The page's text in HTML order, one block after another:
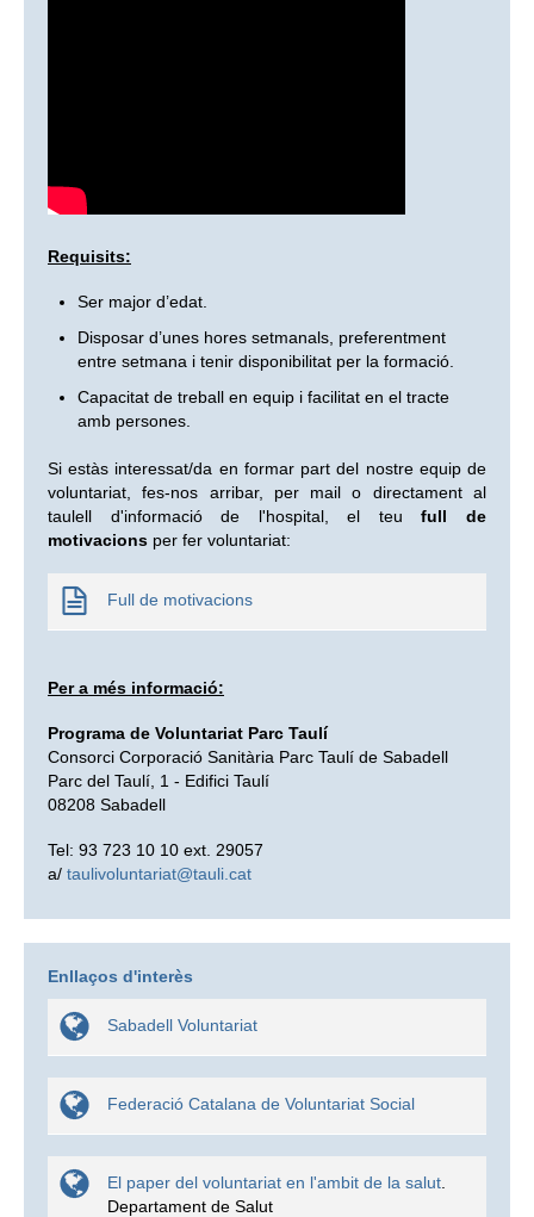
Requisits:
Ser major d’edat.
Disposar d’unes hores setmanals, preferentment
entre setmana i tenir disponibilitat per la formació.
Capacitat de treball en equip i facilitat en el tracte
amb persones.
Si estàs interessat/da en formar part del nostre equip de
voluntariat, fes-nos arribar, per mail o directament al
taulell d'informació de l'hospital, el teufull de
motivacions per fer voluntariat:
Full de motivacions
Per a més informació:
Programa de Voluntariat Parc Taulí
Consorci Corporació Sanitària Parc Taulí de Sabadell
Parc del Taulí, 1 - Edifici Taulí
08208 Sabadell
Tel: 93 723 10 10 ext. 29057
a/ taulivoluntariat@tauli.cat
Enllaços d'interès
Sabadell Voluntariat
Federació Catalana de Voluntariat Social
El paper del voluntariat en l'ambit de la salut
Departament de Salut